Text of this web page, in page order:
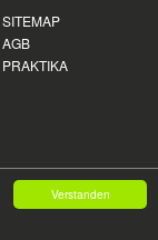
Verstanden
SITEMAP
AGB
PRAKTIKA